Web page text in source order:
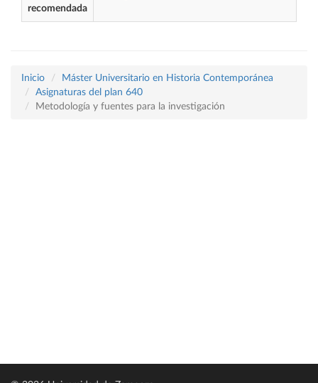
recomendada
Inicio
Máster Universitario en Historia Contemporánea
Asignaturas del plan 640
Metodología y fuentes para la investigación